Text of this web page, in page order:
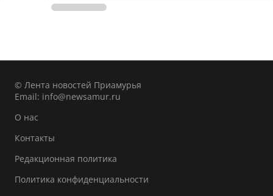
© Лента новостей Приамурья
Email: info@newsamur.ru
О нас
Контакты
Редакционная политика
Политика конфиденциальности